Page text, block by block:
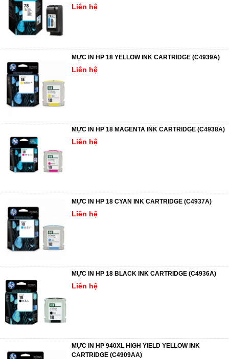
Liên hệ
MỰC IN HP 18 YELLOW INK CARTRIDGE (C4939A)
Liên hệ
MỰC IN HP 18 MAGENTA INK CARTRIDGE (C4938A)
Liên hệ
MỰC IN HP 18 CYAN INK CARTRIDGE (C4937A)
Liên hệ
MỰC IN HP 18 BLACK INK CARTRIDGE (C4936A)
Liên hệ
MỰC IN HP 940XL HIGH YIELD YELLOW INK
CARTRIDGE (C4909AA)